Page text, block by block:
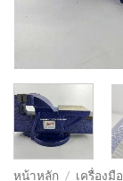
หน้าหลัก / เครื่องมื